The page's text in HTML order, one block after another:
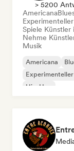
> 5200
Americana
Spiele Künstler
Nehme
Musik
Americana
Hip-Hop